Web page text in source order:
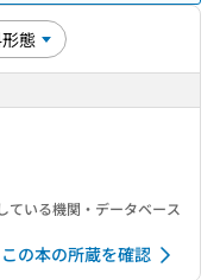
ている機関・データベース
この本の所蔵を確認